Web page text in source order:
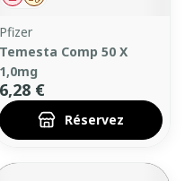
Pfizer
Temesta Comp 50 X
1,0mg
6,28 €
Réservez